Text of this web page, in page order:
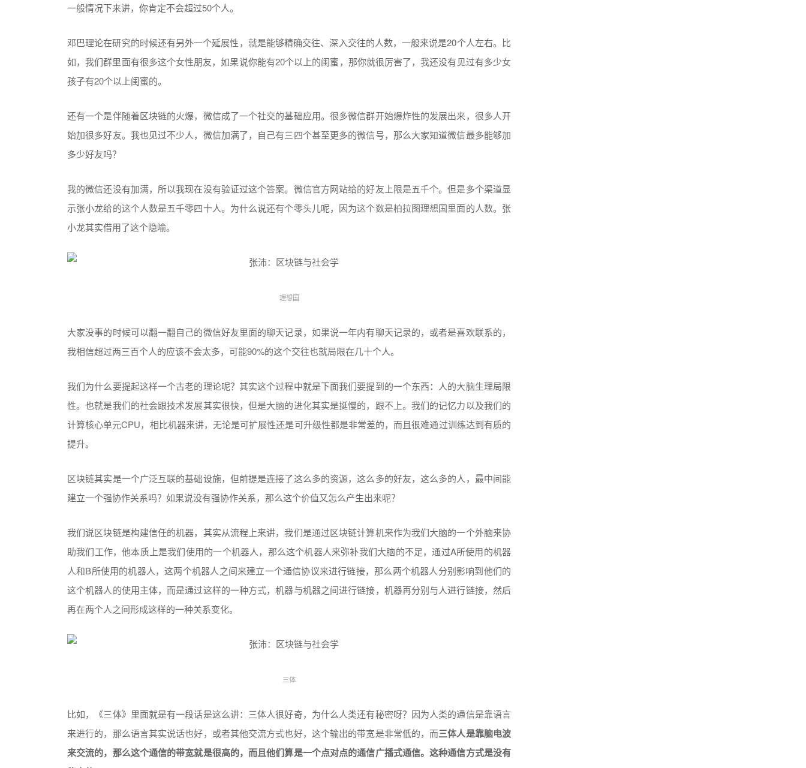
一般情况下来讲，你肯定不会超过50个人。
邓巴理论在研究的时候还有另外一个延展性，就是能够精确交往、深入交往的人数，一般来说是20个人左右。比
如，我们群里面有很多这个女性朋友，如果说你能有20个以上的闺蜜，那你就很厉害了，我还没有见过有多少女
孩子有20个以上闺蜜的。
还有一个是伴随着区块链的火爆，微信成了一个社交的基础应用。很多微信群开始爆炸性的发展出来，很多人开
始加很多好友。我也见过不少人，微信加满了，自己有三四个甚至更多的微信号，那么大家知道微信最多能够加
多少好友吗？
我的微信还没有加满，所以我现在没有验证过这个答案。微信官方网站给的好友上限是五千个。但是多个渠道显
示张小龙给的这个人数是五千零四十人。为什么说还有个零头儿呢，因为这个数是柏拉图理想国里面的人数。张
小龙其实借用了这个隐喻。
理想国
大家没事的时候可以翻一翻自己的微信好友里面的聊天记录，如果说一年内有聊天记录的，或者是喜欢联系的，
我相信超过两三百个人的应该不会太多，可能90%的这个交往也就局限在几十个人。
我们为什么要提起这样一个古老的理论呢？其实这个过程中就是下面我们要提到的一个东西：人的大脑生理局限
性。也就是我们的社会跟技术发展其实很快，但是大脑的进化其实是挺慢的，跟不上。我们的记忆力以及我们的
计算核心单元CPU，相比机器来讲，无论是可扩展性还是可升级性都是非常差的，而且很难通过训练达到有质的
提升。
区块链其实是一个广泛互联的基础设施，但前提是连接了这么多的资源，这么多的好友，这么多的人，最中间能
建立一个强协作关系吗？如果说没有强协作关系，那么这个价值又怎么产生出来呢？
我们说区块链是构建信任的机器，其实从流程上来讲，我们是通过区块链计算机来作为我们大脑的一个外脑来协
助我们工作，他本质上是我们使用的一个机器人，那么这个机器人来弥补我们大脑的不足，通过A所使用的机器
人和B所使用的机器人，这两个机器人之间来建立一个通信协议来进行链接，那么两个机器人分别影响到他们的
这个机器人的使用主体，而是通过这样的一种方式，机器与机器之间进行链接，机器再分别与人进行链接，然后
再在两个人之间形成这样的一种关系变化。
三体
比如，《三体》里面就是有一段话是这么讲：三体人很好奇，为什么人类还有秘密呀？因为人类的通信是靠语言
来进行的，那么语言其实说话也好，或者其他交流方式也好，这个输出的带宽是非常低的，而三体人是靠脑电波
来交流的，那么这个通信的带宽就是很高的，而且他们算是一个点对点的通信广播式通信。这种通信方式是没有